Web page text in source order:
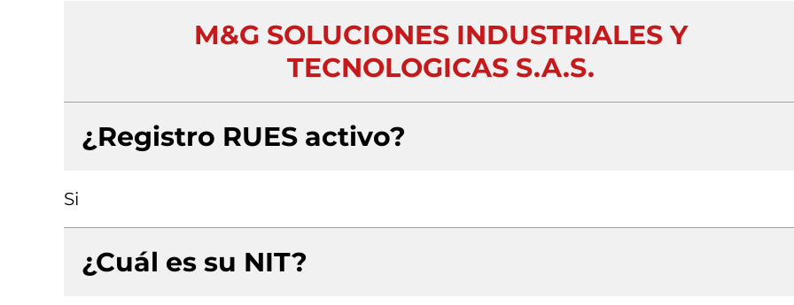
M&G SOLUCIONES INDUSTRIALES Y
TECNOLOGICAS S.A.S.
¿Registro RUES activo?
Si
¿Cuál es su NIT?